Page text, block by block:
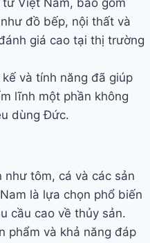
đồ bếp, nội thất và
giá cao tại thị trường
và tính năng đã giúp
lĩnh một phần không
dùng Đức.
như tôm, cá và các sản
là lựa chọn phổ biến
cầu cao về thủy sản.
phẩm và khả năng đáp